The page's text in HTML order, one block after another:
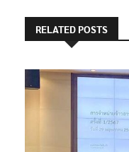
RELATED POSTS